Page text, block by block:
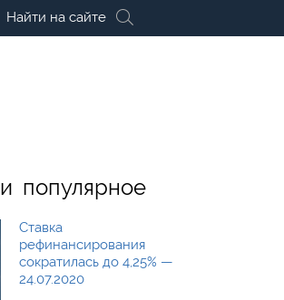
Найти на сайте
и популярное
Ставка
рефинансирования
сократилась до 4,25% —
24.07.2020